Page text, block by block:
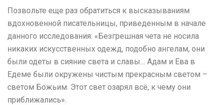
Позвольте еще раз обратиться к высказываниям
вдохновенной писательницы, приведенным в начале
данного исследования: «Безгрешная чета не носила
никаких искусственных одежд, подобно ангелам, они
были одеты в сияние света и славы… Адам и Ева в
Едеме были окружены чистым прекрасным светом –
светом Божьим. Этот свет озарял всё, к чему они
приближались».